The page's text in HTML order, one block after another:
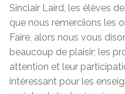
Sinclair Laird, les élèves
que nous remerciions les
Faire, alors nous vous
beaucoup de plaisir; les
attention et leur
intéressant pour les